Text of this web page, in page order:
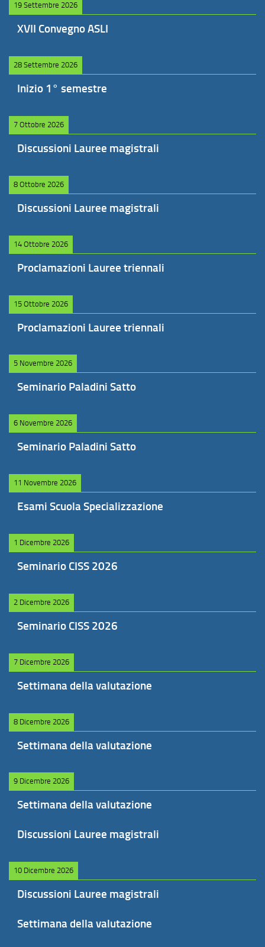
19 Settembre 2026
XVII Convegno ASLI
28 Settembre 2026
Inizio 1° semestre
7 Ottobre 2026
Discussioni Lauree magistrali
8 Ottobre 2026
Discussioni Lauree magistrali
14 Ottobre 2026
Proclamazioni Lauree triennali
15 Ottobre 2026
Proclamazioni Lauree triennali
5 Novembre 2026
Seminario Paladini Satto
6 Novembre 2026
Seminario Paladini Satto
11 Novembre 2026
Esami Scuola Specializzazione
1 Dicembre 2026
Seminario CISS 2026
2 Dicembre 2026
Seminario CISS 2026
7 Dicembre 2026
Settimana della valutazione
8 Dicembre 2026
Settimana della valutazione
9 Dicembre 2026
Settimana della valutazione
Discussioni Lauree magistrali
10 Dicembre 2026
Discussioni Lauree magistrali
Settimana della valutazione